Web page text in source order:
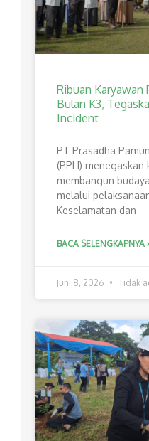
Ribuan Karyawan
Bulan K3,
Incident
PT Prasadha
(PPLI)
membangun
melalui
Keselamatan dan
BACA SELENGKAPNYA
Juni 8, 2026 Tidak